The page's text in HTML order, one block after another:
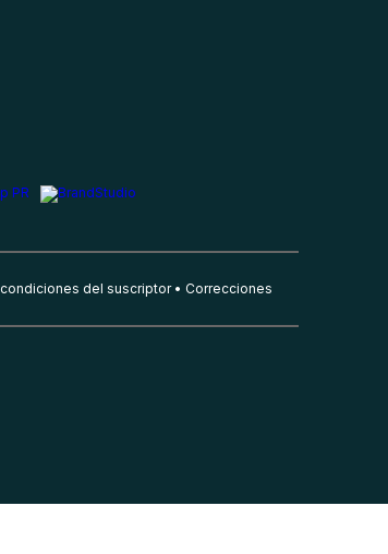
del suscriptor Correcciones